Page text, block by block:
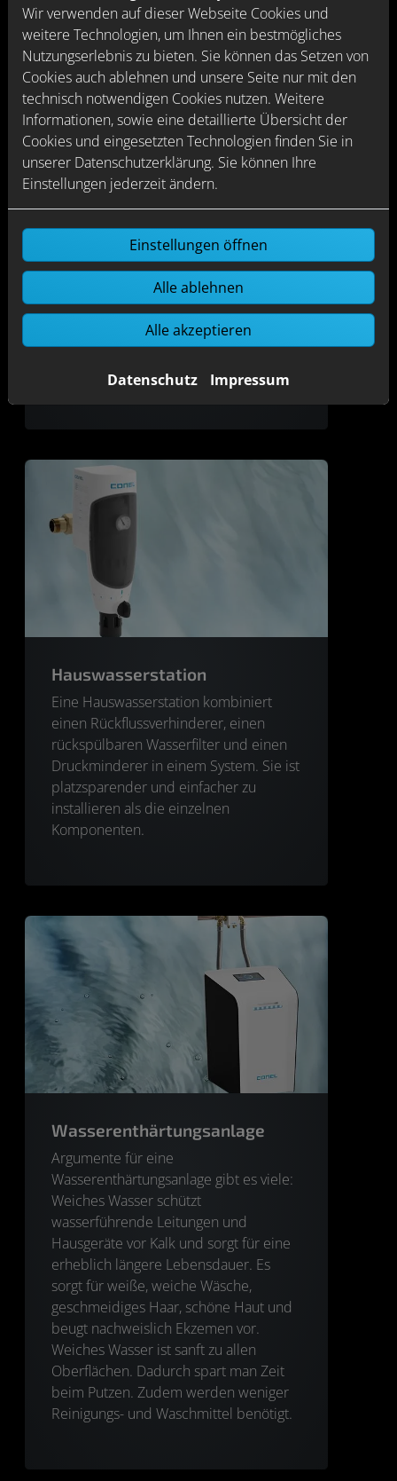
Druckminderer
Durch Druckminderer lässt sich der
unterschiedlicher Drücke auf der
Eingangsseite auf ein gleichmäßiges
Niveau regeln. Ein zu hoher Druck wirkt
sich negativ auf den Wasserverbrauch
und die Geräuschentwicklung in den
Armaturen aus. Außerdem werden
Schäden durch Überdruck, wie z. B.
Rohrbrüche, vermieden.
Hauswasserstation
Eine Hauswasserstation kombiniert
einen Rückflussverhinderer, einen
rückspülbaren Wasserfilter und einen
Druckminderer in einem System. Sie ist
platzsparender und einfacher zu
installieren als die einzelnen
Komponenten.
Wasserenthärtungsanlage
Argumente für eine
Wasserenthärtungsanlage gibt es viele:
Weiches Wasser schützt
wasserführende Leitungen und
Hausgeräte vor Kalk und sorgt für eine
erheblich längere Lebensdauer. Es
sorgt für weiße, weiche Wäsche,
geschmeidiges Haar, schöne Haut und
beugt nachweislich Ekzemen vor.
Weiches Wasser ist sanft zu allen
Oberflächen. Dadurch spart man Zeit
beim Putzen. Zudem werden weniger
Reinigungs- und Waschmittel benötigt.
Wir verwenden auf dieser Webseite Cookies und
weitere Technologien, um Ihnen ein bestmögliches
Nutzungserlebnis zu bieten. Sie können das Setzen von
Cookies auch ablehnen und unsere Seite nur mit den
technisch notwendigen Cookies nutzen. Weitere
Informationen, sowie eine detaillierte Übersicht der
Cookies und eingesetzten Technologien finden Sie in
unserer Datenschutzerklärung. Sie können Ihre
Einstellungen jederzeit ändern.
Einstellungen öffnen
Alle ablehnen
Alle akzeptieren
Datenschutz Impressum